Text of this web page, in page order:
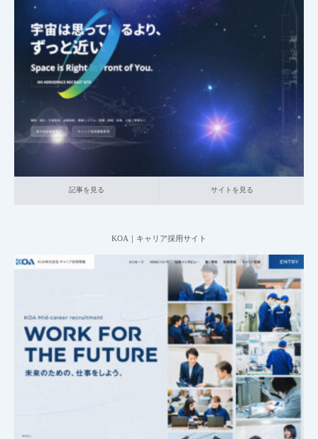
2025.06.20
004_総合採用サイト 003_産業機械・航空・重電
本社が地方の企業
記事を見る サイトを見る
記事を見る サイトを見る
KOA｜キャリア採用サイト
2025.06.20
002_キャリア採用サイト 005_半導体関連・電子部品 大企業の採用サ
イト